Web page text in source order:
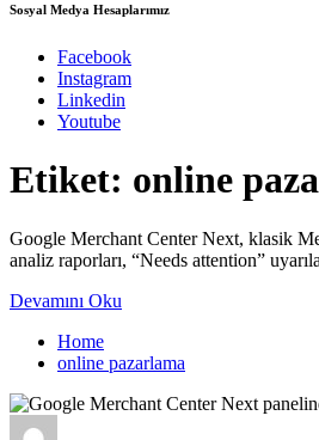
Sosyal Medya Hesaplarımız
Facebook
Instagram
Linkedin
Youtube
Etiket: online
Google Merchant Center Next, klasik
analiz raporları, “Needs attention”
Devamını Oku
Home
online pazarlama